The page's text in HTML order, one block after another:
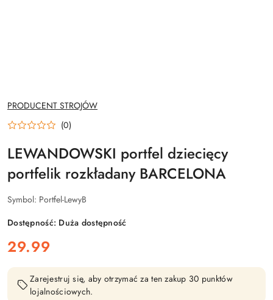
NAZWA
PRODUCENTA:
PRODUCENT STROJÓW
(0)
LEWANDOWSKI portfel dziecięcy
portfelik rozkładany BARCELONA
Symbol: Portfel-LewyB
Dostępność: Duża dostępność
cena:
29.99
Zarejestruj się, aby otrzymać za ten zakup 30 punktów
lojalnościowych.